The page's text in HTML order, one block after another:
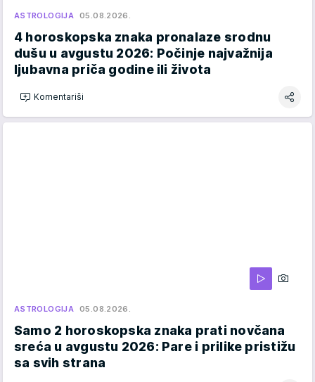
ASTROLOGIJA 05.08.2026.
4 horoskopska znaka pronalaze srodnu
dušu u avgustu 2026: Počinje najvažnija
ljubavna priča godine ili života
Komentariši
ASTROLOGIJA 05.08.2026.
Samo 2 horoskopska znaka prati novčana
sreća u avgustu 2026: Pare i prilike pristižu
sa svih strana